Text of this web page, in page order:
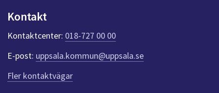
k
t
e
r
f
ö
r
Kontakt
Kontaktcenter: 018-727 00 00
E-post: uppsala.kommun@uppsala.se
Fler kontaktvägar